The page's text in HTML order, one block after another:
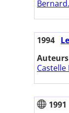
1994
Castelle
1991